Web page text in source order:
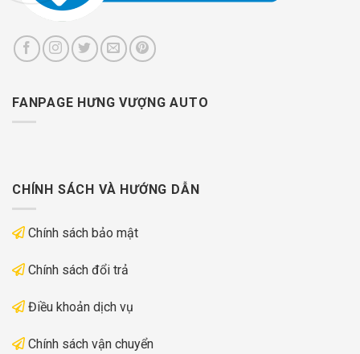
FANPAGE HƯNG VƯỢNG AUTO
CHÍNH SÁCH VÀ HƯỚNG DẪN
Chính sách bảo mật
Chính sách đổi trả
Điều khoản dịch vụ
Chính sách vận chuyển